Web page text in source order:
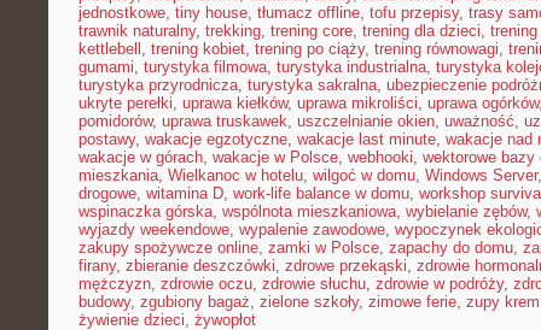
jednostkowe, tiny house, tłumacz offline, tofu przepisy, trasy
trawnik naturalny, trekking, trening core, trening dla dzieci,
kettlebell , trening kobiet, trening po ciąży, trening równowagi,
gumami, turystyka filmowa, turystyka industrialna, turystyka
turystyka przyrodnicza, turystyka sakralna, ubezpieczenie
ukryte perełki, uprawa kiełków, uprawa mikroliści, uprawa ogórków
pomidorów, uprawa truskawek, uszczelnianie okien, uważność,
postawy, wakacje egzotyczne, wakacje last minute, wakacje nad
wakacje w górach, wakacje w Polsce, webhooki, wektorowe bazy
mieszkania, Wielkanoc w hotelu, wilgoć w domu, Windows Server
drogowe, witamina D, work-life balance w domu, workshop
wspinaczka górska, wspólnota mieszkaniowa, wybielanie zębów,
wyjazdy weekendowe, wypalenie zawodowe, wypoczynek
zakupy spożywcze online, zamki w Polsce, zapachy do domu,
firany, zbieranie deszczówki, zdrowe przekąski, zdrowie
mężczyzn, zdrowie oczu, zdrowie słuchu, zdrowie w podróży,
budowy, zgubiony bagaż, zielone szkoły, zimowe ferie, zupy krem
żywienie dzieci, żywopłot